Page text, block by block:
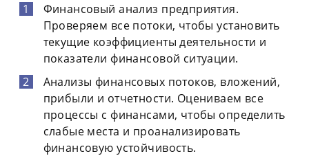
Финансовый анализ предприятия.
Проверяем все потоки, чтобы установить
текущие коэффициенты деятельности и
показатели финансовой ситуации.
Анализы финансовых потоков, вложений,
прибыли и отчетности. Оцениваем все
процессы с финансами, чтобы определить
слабые места и проанализировать
финансовую устойчивость.